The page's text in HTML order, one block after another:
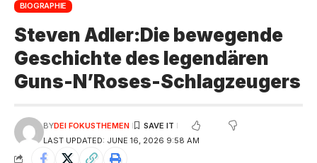
BIOGRAPHIE
Steven Adler:Die bewegende
Geschichte des legendären
Guns-N’Roses-Schlagzeugers
LAST UPDATED: JUNE 16, 2026 9:58 AM
BYDEI FOKUSTHEMEN